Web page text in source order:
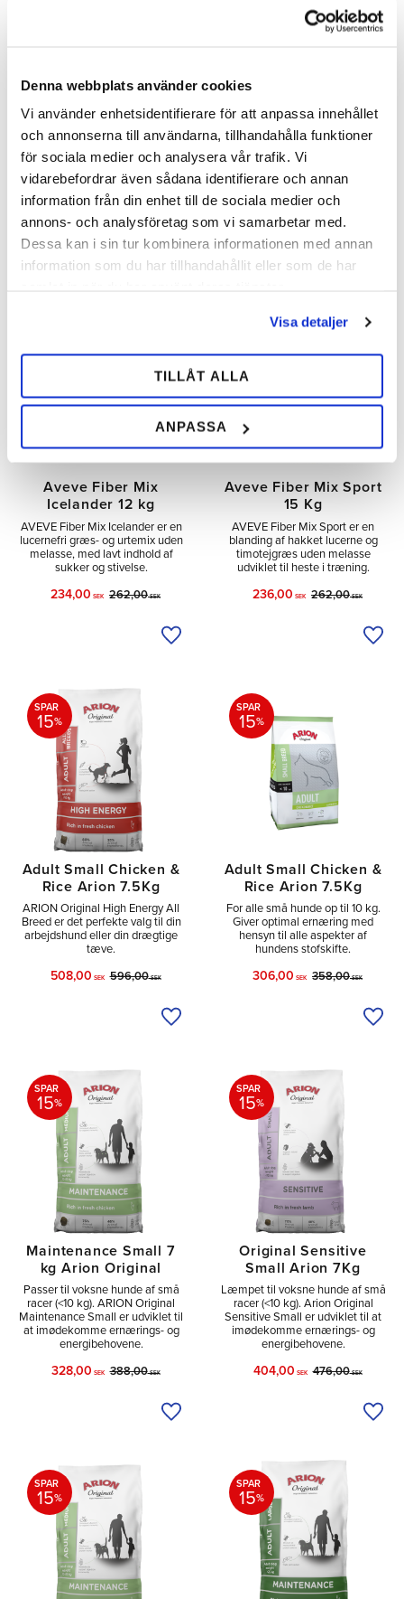
Denna webbplats använder cookies
Vi använder enhetsidentifierare för att anpassa innehållet
och annonserna till användarna, tillhandahålla funktioner
för sociala medier och analysera vår trafik. Vi
vidarebefordrar även sådana identifierare och annan
information från din enhet till de sociala medier och
annons- och analysföretag som vi samarbetar med.
Dessa kan i sin tur kombinera informationen med annan
information som du har tillhandahållit eller som de har
Visa detaljer
TILLÅT ALLA
ANPASSA
Natural Classic Cup 15
Kg
havrefri, pelletiseret fuldfoder -
udviklet til alle slags sports- og
avlsheste.
Tilføj til ønskeliste
Aveve Fiber Mix 12 kg
AVEVE Fiber Mix er en græs- og
urtemix, der kombinerer
timotejgræs og esparsette samt
Aveve Fiber Mix
Icelander 12 kg
AVEVE Fiber Mix Icelander er en
lucernefri græs- og urtemix uden
melasse, med lavt indhold af
sukker og stivelse.
234,00 SEK 262,00SEK
Tilføj til ønskeliste
Aveve Fiber Mix Sport
15 Kg
AVEVE Fiber Mix Sport er en
blanding af hakket lucerne og
timotejgræs uden melasse
udviklet til heste i træning.
236,00 SEK 262,00SEK
Adult Small Chicken &
Rice Arion 7.5Kg
ARION Original High Energy All
Breed er det perfekte valg til din
arbejdshund eller din drægtige
tæve.
508,00 SEK 596,00SEK
SPAR
15%
Tilføj til ønskeliste
Adult Small Chicken &
Rice Arion 7.5Kg
For alle små hunde op til 10 kg.
Giver optimal ernæring med
hensyn til alle aspekter af
hundens stofskifte.
306,00 SEK 358,00SEK
SPAR
15%
Maintenance Small 7
kg Arion Original
Passer til voksne hunde af små
racer (<10 kg). ARION Original
Maintenance Small er udviklet til
at imødekomme ernærings- og
energibehovene.
328,00 SEK 388,00SEK
SPAR
15%
Tilføj til ønskeliste
Original Sensitive
Small Arion 7Kg
Læmpet til voksne hunde af små
racer (<10 kg). Arion Original
Sensitive Small er udviklet til at
imødekomme ernærings- og
energibehovene.
404,00 SEK 476,00SEK
SPAR
15%
SPAR
15%
SPAR
15%